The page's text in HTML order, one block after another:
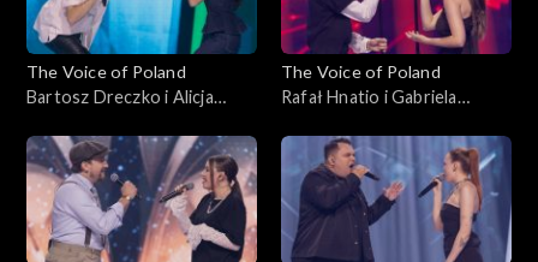
The Voice of Poland
Bartosz Dreczko i Alicja
nie mówię nie”, „The Voice of
Poland”, Bitwy, 25
października 2025
The Voice of Poland
Rafał Hnatio i Gabriela
Golarza”, „The Voice of
Poland”, Bitwy, 25
października 2025